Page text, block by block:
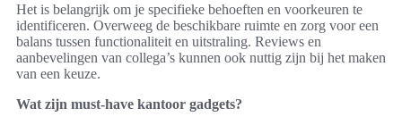
Het is belangrijk om je specifieke behoeften en voorkeuren te
identificeren. Overweeg de beschikbare ruimte en zorg voor een
balans tussen functionaliteit en uitstraling. Reviews en
aanbevelingen van collega’s kunnen ook nuttig zijn bij het maken
van een keuze.
Wat zijn must-have kantoor gadgets?